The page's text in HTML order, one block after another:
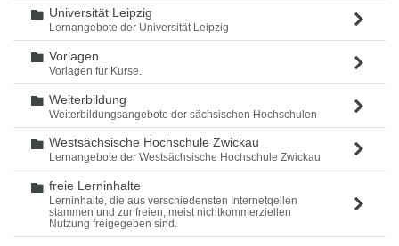
Ordner
Universität Leipzig
Lernangebote der Universität Leipzig
Ordner
Vorlagen
Vorlagen für Kurse.
Ordner
Weiterbildung
Weiterbildungsangebote der sächsischen Hochschulen
Ordner
Westsächsische Hochschule Zwickau
Lernangebote der Westsächsische Hochschule Zwickau
Ordner
freie Lerninhalte
Lerninhalte, die aus verschiedensten Internetqellen
stammen und zur freien, meist nichtkommerziellen
Nutzung freigegeben sind.